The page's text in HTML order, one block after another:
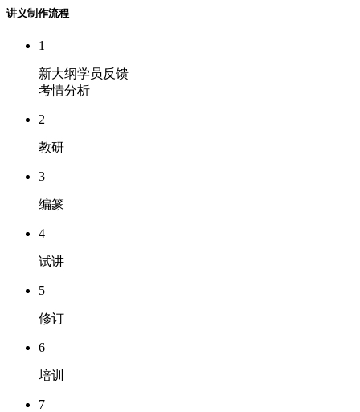
讲义制作流程
1
新大纲学员反馈
考情分析
2
教研
3
编篆
4
试讲
5
修订
6
培训
7